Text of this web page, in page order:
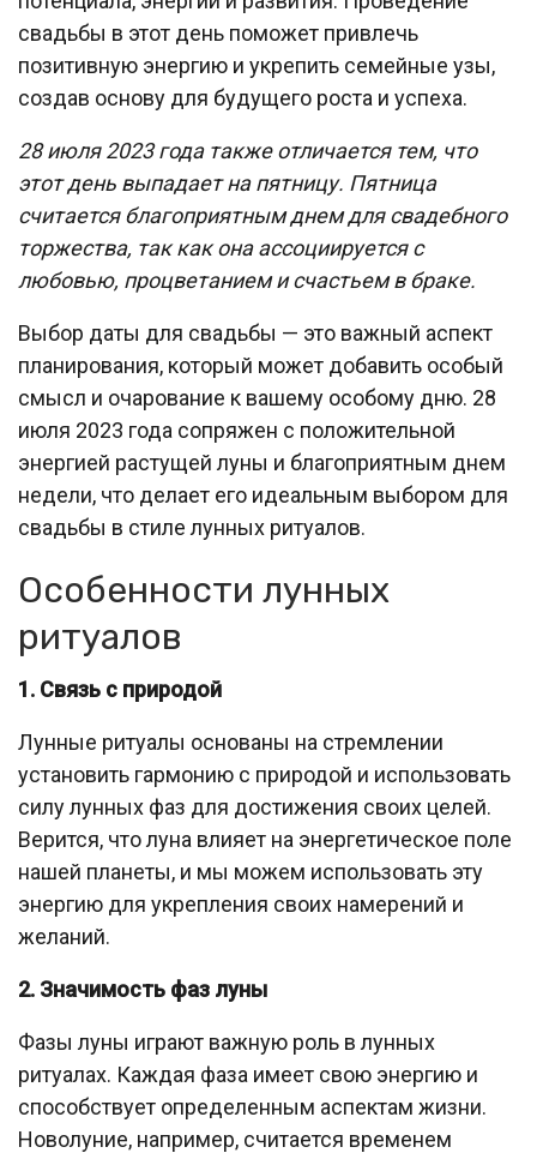
свадьбы в этот день поможет привлечь
позитивную энергию и укрепить семейные узы,
создав основу для будущего роста и успеха.
28 июля 2023 года также отличается тем, что
этот день выпадает на пятницу. Пятница
считается благоприятным днем для свадебного
торжества, так как она ассоциируется с
любовью, процветанием и счастьем в браке.
Выбор даты для свадьбы — это важный аспект
планирования, который может добавить особый
смысл и очарование к вашему особому дню. 28
июля 2023 года сопряжен с положительной
энергией растущей луны и благоприятным днем
недели, что делает его идеальным выбором для
свадьбы в стиле лунных ритуалов.
Особенности лунных
ритуалов
1. Связь с природой
Лунные ритуалы основаны на стремлении
установить гармонию с природой и использовать
силу лунных фаз для достижения своих целей.
Верится, что луна влияет на энергетическое поле
нашей планеты, и мы можем использовать эту
энергию для укрепления своих намерений и
желаний.
2. Значимость фаз луны
Фазы луны играют важную роль в лунных
ритуалах. Каждая фаза имеет свою энергию и
способствует определенным аспектам жизни.
Новолуние, например, считается временем